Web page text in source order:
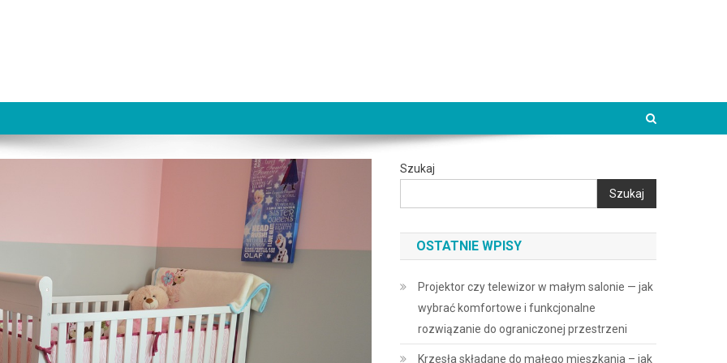
Szukaj
Szukaj
OSTATNIE WPISY
Projektor czy telewizor w małym salonie — jak
wybrać komfortowe i funkcjonalne
rozwiązanie do ograniczonej przestrzeni
Krzesła składane do małego mieszkania – jak